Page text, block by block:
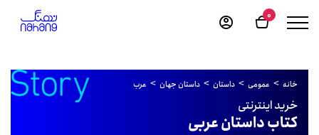
0
خانه عمومی داستان داستان جهان عرب
خرید اینترنتی
کتاب داستان عربی